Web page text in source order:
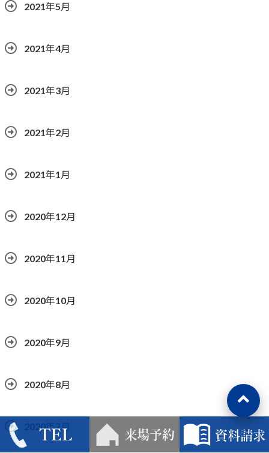
2021年5月
2021年4月
2021年3月
2021年2月
2021年1月
2020年12月
2020年11月
2020年10月
2020年9月
2020年8月
2020年7月